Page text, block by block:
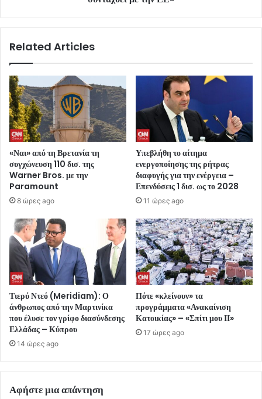
Related Articles
«Ναι» από τη Βρετανία τη
συγχώνευση 110 δισ. της
Warner Bros. με την
Paramount
8 ώρες ago
Υπεβλήθη το αίτημα
ενεργοποίησης της ρήτρας
διαφυγής για την ενέργεια –
Επενδύσεις 1 δισ. ως το 2028
11 ώρες ago
Τιερύ Ντεό (Meridiam): Ο
άνθρωπος από την Μαρτινίκα
που έλυσε τον γρίφο διασύνδεσης
Ελλάδας – Κύπρου
14 ώρες ago
Πότε «κλείνουν» τα
προγράμματα «Ανακαίνιση
Κατοικίας» – «Σπίτι μου ΙΙ»
17 ώρες ago
Αφήστε μια απάντηση